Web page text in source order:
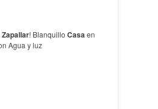
Zapallar! Blanquillo Casaen
villorrio 2 dormitorios 1 baño Terreno 150 m2 Cuenta con Agua y luz